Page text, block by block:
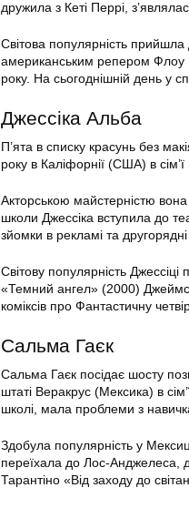
дружила з Кеті Перрі,
Світова популярність прийшла
американським репером
року. На сьогоднішній день у
Джессіка Альба
П’ята в списку красунь без
року в Каліфорнії (США) в сім’ї
Акторською майстерністю вона
школи Джессіка вступила до
зйомки в рекламі та
Світову популярність
«Темний ангел» (2000)
коміксів про Фантастичну
Сальма Гаєк
Сальма Гаєк посідає шосту
штаті Веракрус (Мексика) в
школі, мала проблеми з
Здобула популярність у
переїхала до Лос-Анджелеса,
Тарантіно «Від заходу до